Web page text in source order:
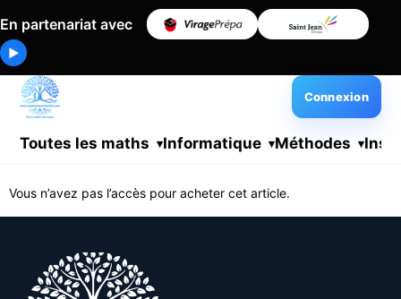
En partenariat avec
▶
Toutes les maths Informatique Méthodes
Connexion
Vous n’avez pas l’accès pour acheter cet article.